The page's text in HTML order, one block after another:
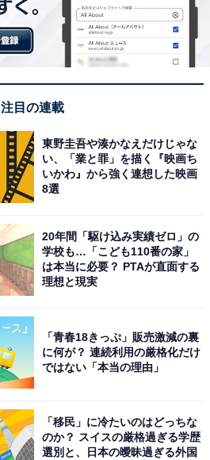
注目の連載
東野圭吾や湊かなえだけじゃな
い、「業と罪」を描く『映画ち
いかわ』から強く連想した映画
8選
20年間「駆け込み実績ゼロ」の
学校も…「こども110番の家」
は本当に必要？ PTAが直面する
理想と現実
「青春18きっぷ」販売激減の裏
に何が？ 連続利用の厳格化だけ
ではない「本当の理由」
「移民」に冷たいのはどっちな
のか？ スイスの厳格過ぎる学歴
選別と、日本の曖昧過ぎる外国